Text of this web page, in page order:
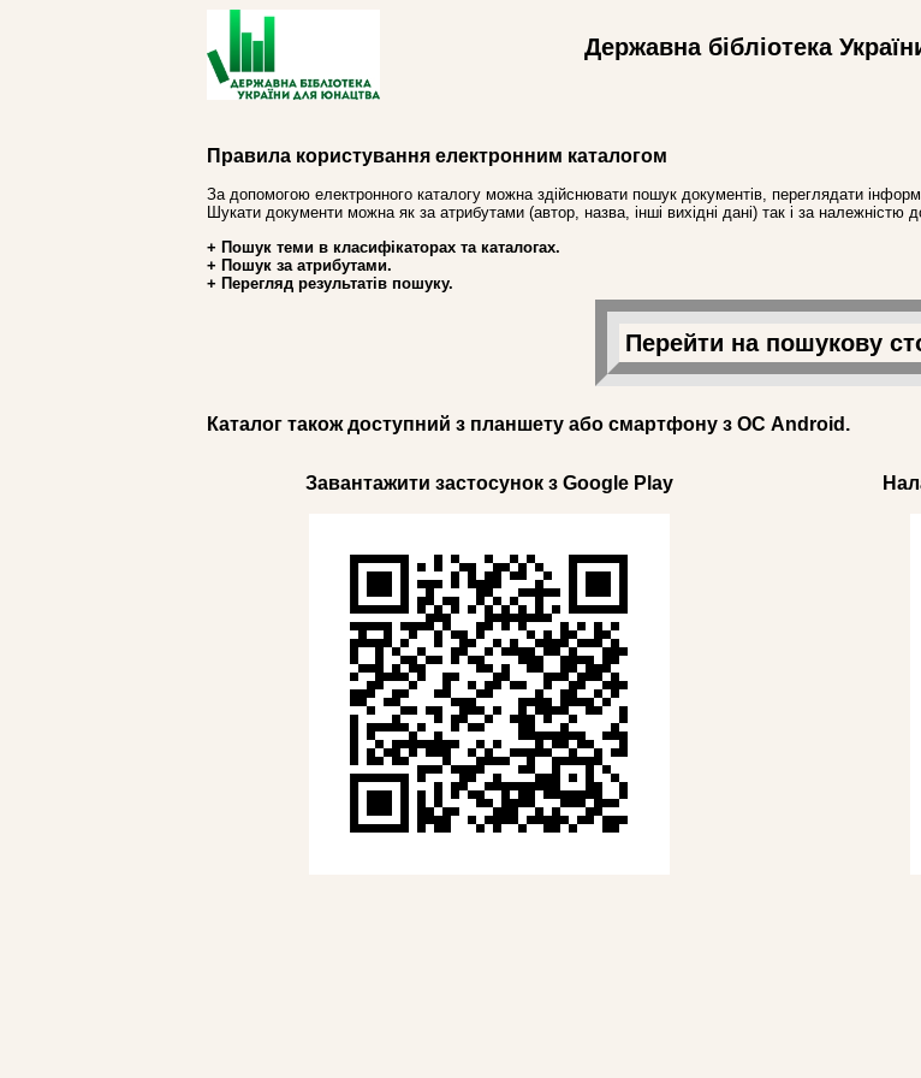
Державна бібліотека
Правила користування електронним каталогом
За допомогою електронного каталогу можна здійснювати пошук документів, переглядати
Шукати документи можна як за атрибутами (автор, назва, інші вихідні дані) так і за належністю
+ Пошук теми в класифікаторах та каталогах.
+ Пошук за атрибутами.
+ Перегляд результатів пошуку.
Перейти на пошукову
Каталог також доступний з планшету або смартфону з ОС Android.
Завантажити застосунок з Google Play